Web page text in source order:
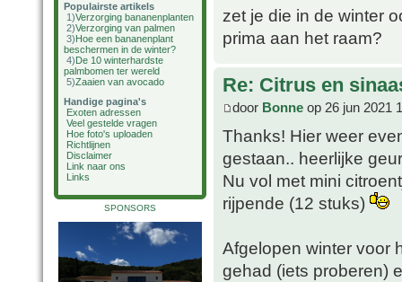
Populairste artikels
1)Verzorging bananenplanten
2)Verzorging van palmen
3)Hoe een bananenplant
beschermen in de winter?
4)De 10 winterhardste
palmbomen ter wereld
5)Zaaien van avocado
Handige pagina's
Exoten adressen
Veel gestelde vragen
Hoe foto's uploaden
Richtlijnen
Disclaimer
Link naar ons
Links
SPONSORS
zet je die in de winter
prima aan het raam?
Re: Citrus en
door Bonne op 26 jun 2021
Thanks! Hier weer
gestaan.. heerlijke
Nu vol met mini
rijpende (12 stuks)
Afgelopen winter voor
gehad (iets proberen)